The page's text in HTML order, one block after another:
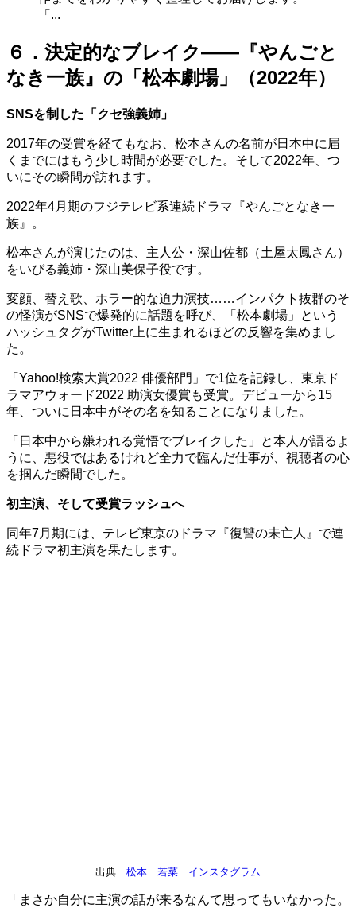
「...
６．決定的なブレイク——『やんごと
なき一族』の「松本劇場」（2022年）
SNSを制した「クセ強義姉」
2017年の受賞を経てもなお、松本さんの名前が日本中に届
くまでにはもう少し時間が必要でした。そして2022年、つ
いにその瞬間が訪れます。
2022年4月期のフジテレビ系連続ドラマ『やんごとなき一
族』。
松本さんが演じたのは、主人公・深山佐都（土屋太鳳さん）
をいびる義姉・深山美保子役です。
変顔、替え歌、ホラー的な迫力演技……インパクト抜群のそ
の怪演がSNSで爆発的に話題を呼び、「松本劇場」という
ハッシュタグがTwitter上に生まれるほどの反響を集めまし
た。
「Yahoo!検索大賞2022 俳優部門」で1位を記録し、東京ド
ラマアウォード2022 助演女優賞も受賞。デビューから15
年、ついに日本中がその名を知ることになりました。
「日本中から嫌われる覚悟でブレイクした」と本人が語るよ
うに、悪役ではあるけれど全力で臨んだ仕事が、視聴者の心
を掴んだ瞬間でした。
初主演、そして受賞ラッシュへ
同年7月期には、テレビ東京のドラマ『復讐の未亡人』で連
続ドラマ初主演を果たします。
出典 松本 若菜 インスタグラム
「まさか自分に主演の話が来るなんて思ってもいなかった。